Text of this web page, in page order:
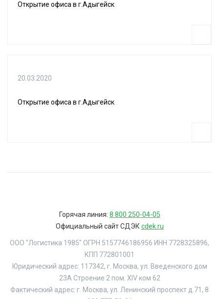
Открытие офиса в г.Адыгейск
20.03.2020
Открытие офиса в г.Адыгейск
Горячая линия: 8 800 250-04-05
Официальный сайт СДЭК cdek.ru
ООО "Логистика 1985" ОГРН 5157746186956 ИНН 7728325896,
КПП 772801001
Юридический адрес: 117342, г. Москва, ул. Введенского дом
23А Строение 2 пом. XIV ком 62
Фактический адрес: г. Москва, ул. Ленинский проспект д.71, 8